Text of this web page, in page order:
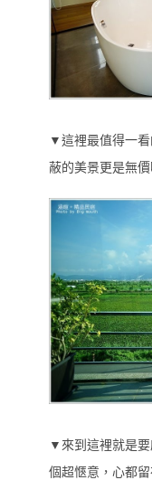
▼這裡最值得一
蔽的美景更是無
▼來到這裡就是
個超愜意，心都